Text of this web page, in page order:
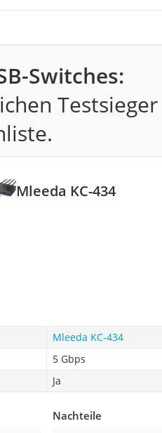
Switches:
Mleeda KC-434
Mleeda KC-434
5 Gbps
Ja
Nachteile